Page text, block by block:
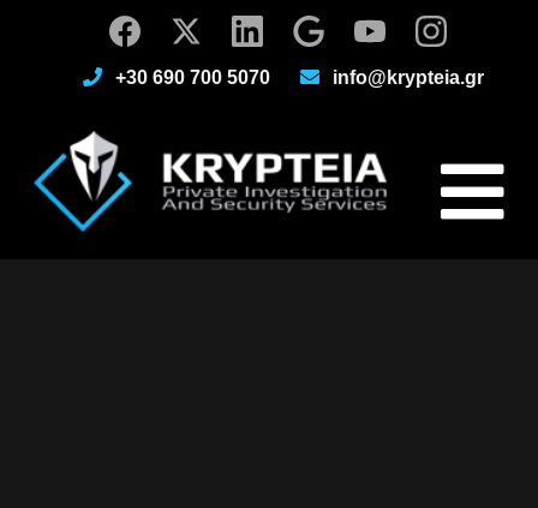
+30 690 700 5070 info@krypteia.gr